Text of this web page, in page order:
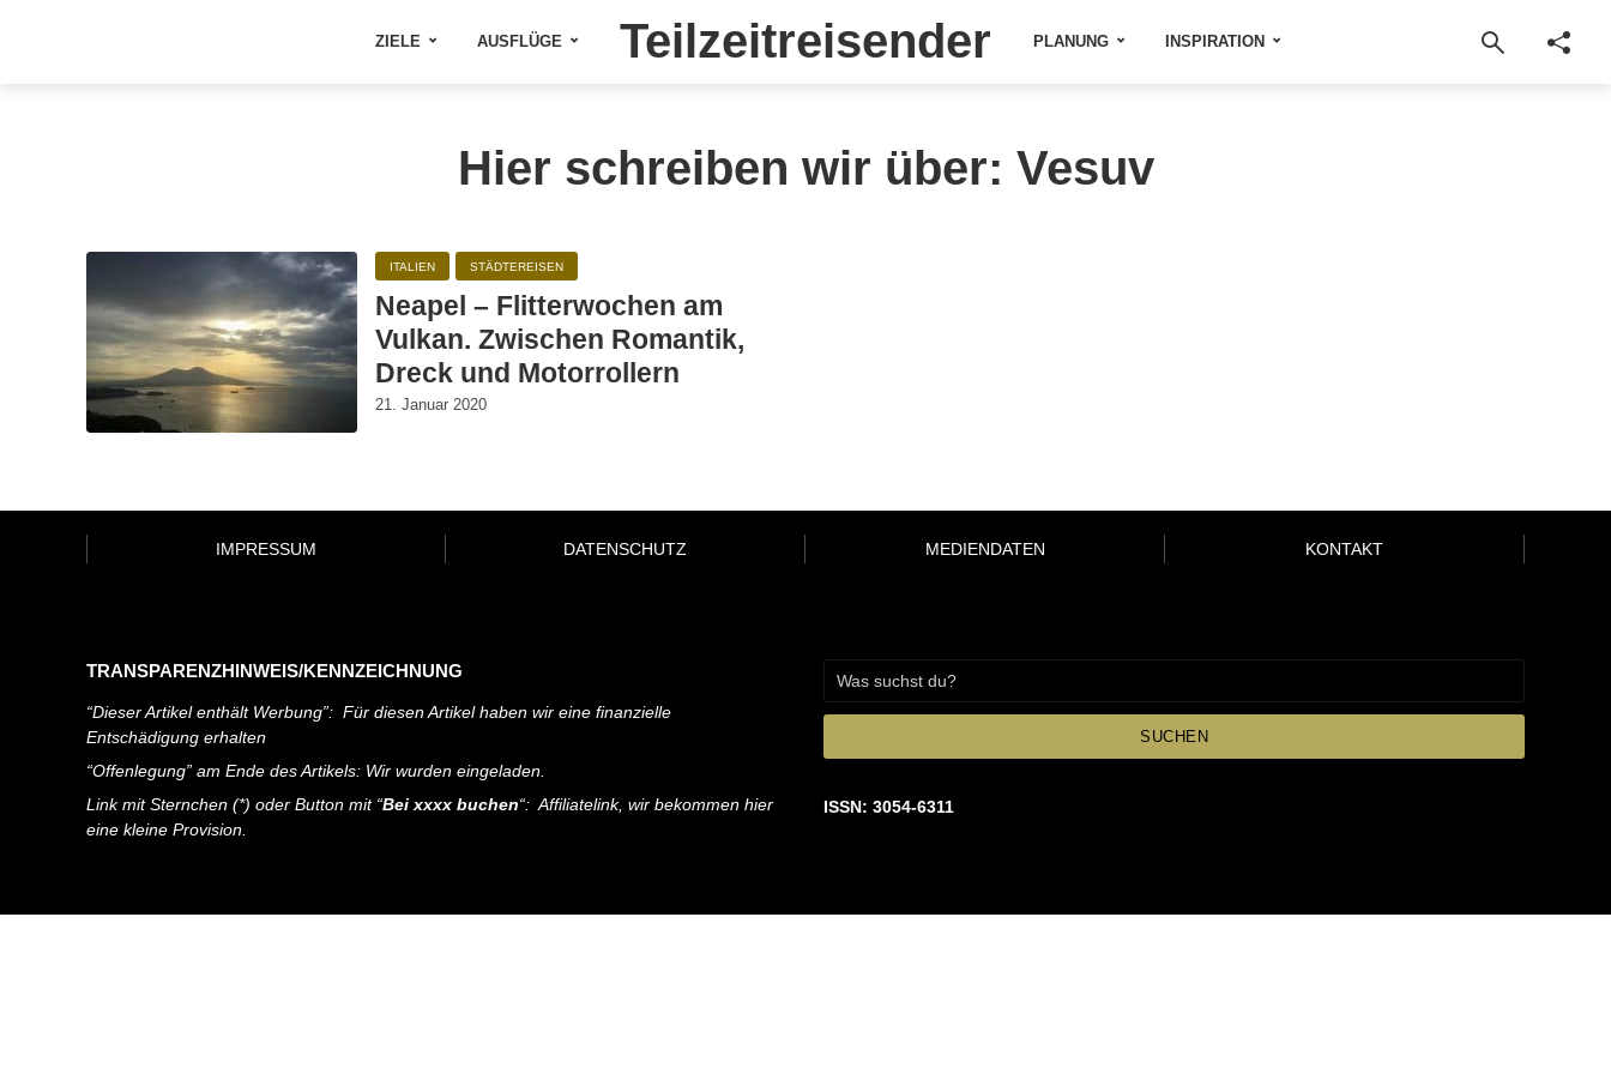
ZIELE AUSFLÜGE Teilzeitreisender PLANUNG INSPIRATION
Hier schreiben wir über: Vesuv
ITALIEN STÄDTEREISEN
Neapel – Flitterwochen am
Vulkan. Zwischen Romantik,
Dreck und Motorrollern
21. Januar 2020
IMPRESSUM DATENSCHUTZ MEDIENDATEN KONTAKT
TRANSPARENZHINWEIS/KENNZEICHNUNG
“Dieser Artikel enthält Werbung”: Für diesen Artikel haben wir eine finanzielle
Entschädigung erhalten
“Offenlegung” am Ende des Artikels: Wir wurden eingeladen.
Link mit Sternchen (*) oder Button mit “Bei xxxx buchen“: Affiliatelink, wir bekommen hier
eine kleine Provision.
SUCHEN
ISSN: 3054-6311